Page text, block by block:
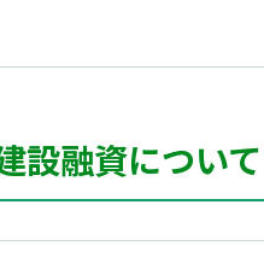
設融資について